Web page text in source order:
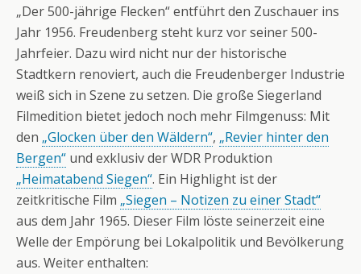
„Der 500-jährige Flecken“ entführt den Zuschauer ins
Jahr 1956. Freudenberg steht kurz vor seiner 500-
Jahrfeier. Dazu wird nicht nur der historische
Stadtkern renoviert, auch die Freudenberger Industrie
weiß sich in Szene zu setzen. Die große Siegerland
Filmedition bietet jedoch noch mehr Filmgenuss: Mit
den „Glocken über den Wäldern“, „Revier hinter den
Bergen“ und exklusiv der WDR Produktion
„Heimatabend Siegen“. Ein Highlight ist der
zeitkritische Film „Siegen – Notizen zu einer Stadt“
aus dem Jahr 1965. Dieser Film löste seinerzeit eine
Welle der Empörung bei Lokalpolitik und Bevölkerung
aus. Weiter enthalten: